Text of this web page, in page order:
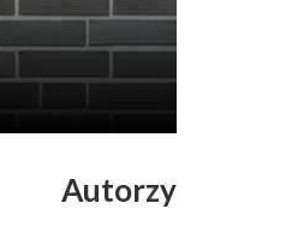
Autorzy